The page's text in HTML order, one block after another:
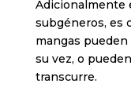
Adicionalmente
subgéneros, es
mangas
su vez, o
transcurre.